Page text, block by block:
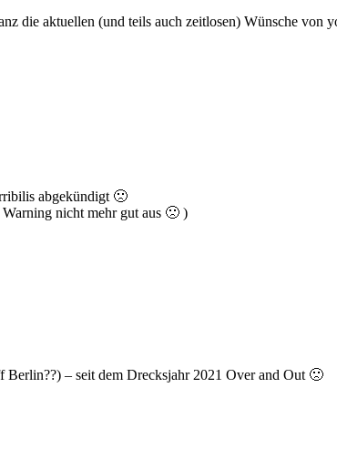
die aktuellen (und teils auch zeitlosen) Wünsche
abgekündigt 🙁
nicht mehr gut aus 🙁 )
– seit dem Drecksjahr 2021 Over and Out 🙁